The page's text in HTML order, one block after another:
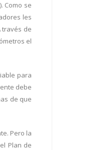
Como se
les
través de
el
para
debe
de que
Pero la
Plan de